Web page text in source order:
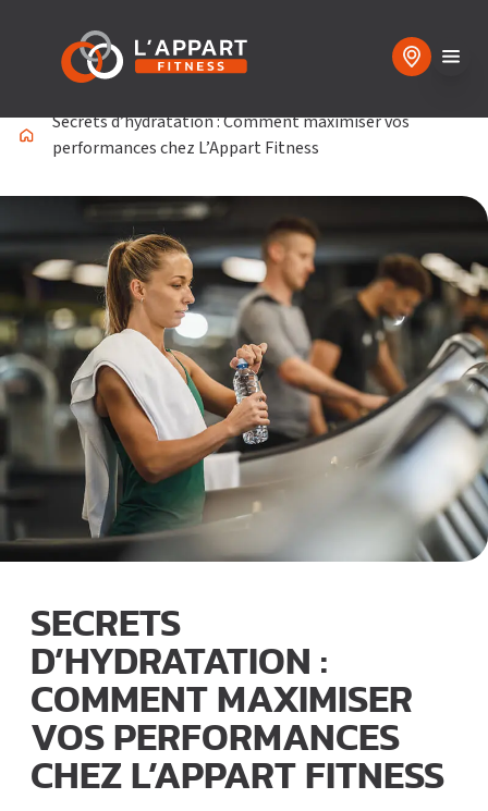
Secrets d’hydratation : Comment maximiser vos
performances chez L’Appart Fitness
SECRETS
D’HYDRATATION :
COMMENT MAXIMISER
VOS PERFORMANCES
CHEZ L’APPART FITNESS